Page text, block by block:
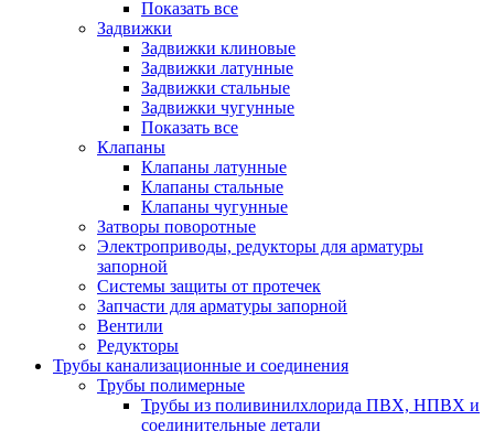
Показать все
Задвижки
Задвижки клиновые
Задвижки латунные
Задвижки стальные
Задвижки чугунные
Показать все
Клапаны
Клапаны латунные
Клапаны стальные
Клапаны чугунные
Затворы поворотные
Электроприводы, редукторы для арматуры
запорной
Системы защиты от протечек
Запчасти для арматуры запорной
Вентили
Редукторы
Трубы канализационные и соединения
Трубы полимерные
Трубы из поливинилхлорида ПВХ, НПВХ и
соединительные детали